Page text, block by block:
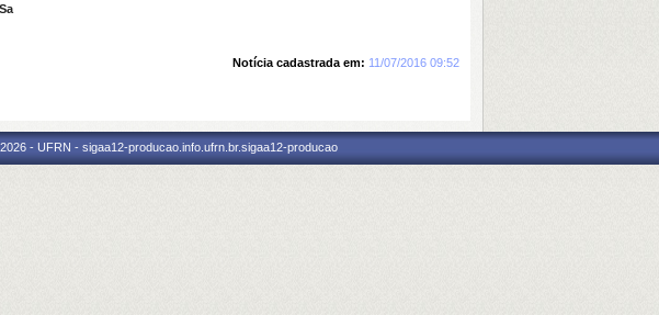
Notícia cadastrada em: 11/07/2016 09:52
- UFRN - sigaa12-producao.info.ufrn.br.sigaa12-producao